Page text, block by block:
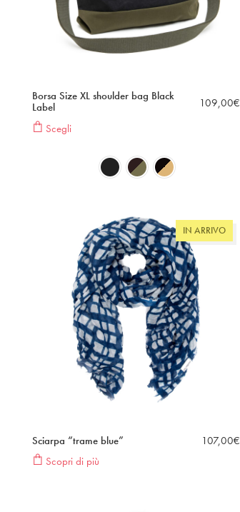
Borsa Size XL shoulder bag Black
Label
Scegli
109,00€
IN ARRIVO
Sciarpa “trame blue”
Scopri di più
107,00€